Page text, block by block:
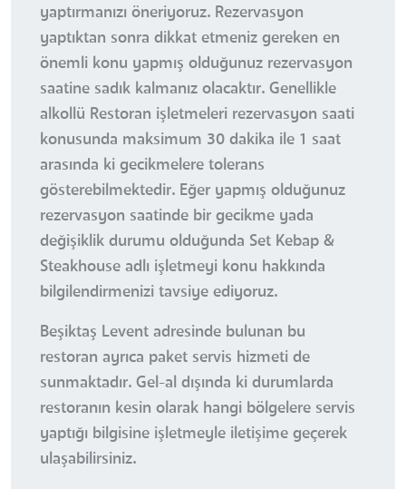
yaptırmanızı öneriyoruz. Rezervasyon
yaptıktan sonra dikkat etmeniz gereken en
önemli konu yapmış olduğunuz rezervasyon
saatine sadık kalmanız olacaktır. Genellikle
alkollü Restoran işletmeleri rezervasyon saati
konusunda maksimum 30 dakika ile 1 saat
arasında ki gecikmelere tolerans
gösterebilmektedir. Eğer yapmış olduğunuz
rezervasyon saatinde bir gecikme yada
değişiklik durumu olduğunda Set Kebap &
Steakhouse adlı işletmeyi konu hakkında
bilgilendirmenizi tavsiye ediyoruz.
Beşiktaş Levent adresinde bulunan bu
restoran ayrıca paket servis hizmeti de
sunmaktadır. Gel-al dışında ki durumlarda
restoranın kesin olarak hangi bölgelere servis
yaptığı bilgisine işletmeyle iletişime geçerek
ulaşabilirsiniz.